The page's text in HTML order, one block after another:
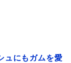
ュにもガムを愛